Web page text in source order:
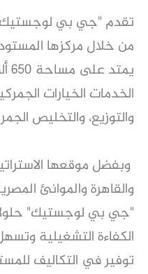
تقدم "جي بي
من خلال مركزها
الخدمات الخيارات
والتوزيع، والتخليص
وبفضل موقعها
والقاهرة والموانئ
"جي بي لوجستيك"
الكفاءة التشغيلية
توفير في التكاليف